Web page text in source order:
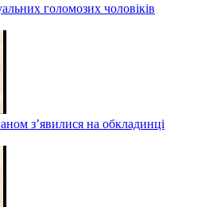
голомозих чоловіків
з’явилися на обкладинці